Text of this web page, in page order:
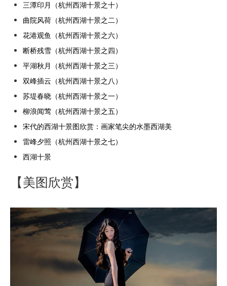
三潭印月（杭州西湖十景之十）
曲院风荷（杭州西湖十景之二）
花港观鱼（杭州西湖十景之六）
断桥残雪（杭州西湖十景之四）
平湖秋月（杭州西湖十景之三）
双峰插云（杭州西湖十景之八）
苏堤春晓（杭州西湖十景之一）
柳浪闻莺（杭州西湖十景之五）
宋代的西湖十景图欣赏：画家笔尖的水墨西湖美
雷峰夕照（杭州西湖十景之七）
西湖十景
【美图欣赏】